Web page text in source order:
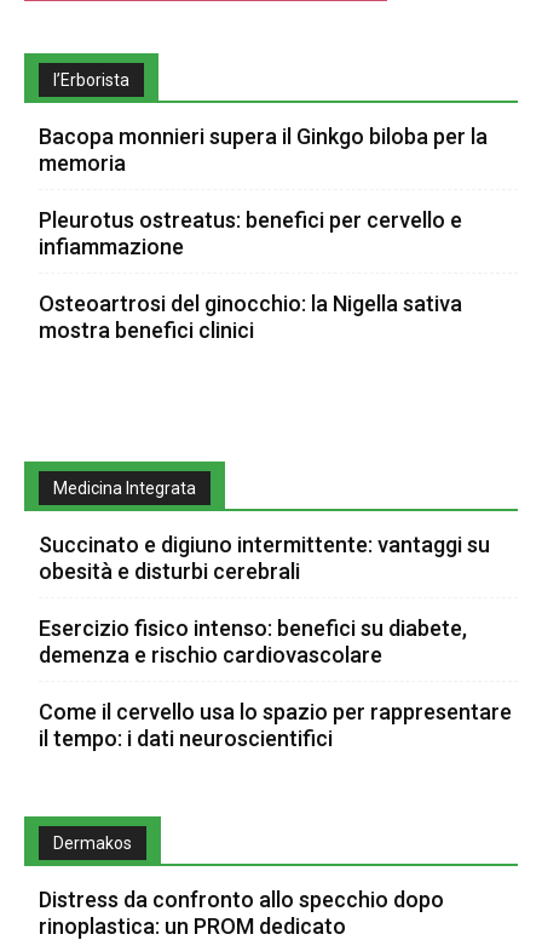
l’Erborista
Bacopa monnieri supera il Ginkgo biloba per la
memoria
Pleurotus ostreatus: benefici per cervello e
infiammazione
Osteoartrosi del ginocchio: la Nigella sativa
mostra benefici clinici
Medicina Integrata
Succinato e digiuno intermittente: vantaggi su
obesità e disturbi cerebrali
Esercizio fisico intenso: benefici su diabete,
demenza e rischio cardiovascolare
Come il cervello usa lo spazio per rappresentare
il tempo: i dati neuroscientifici
Dermakos
Distress da confronto allo specchio dopo
rinoplastica: un PROM dedicato